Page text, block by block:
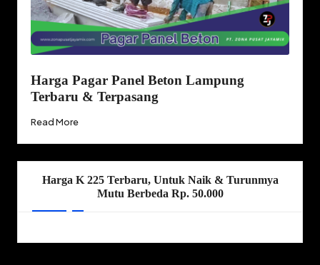
Harga Pagar Panel Beton Lampung
Terbaru & Terpasang
Read More
Harga K 225 Terbaru, Untuk Naik & Turunmya
Mutu Berbeda Rp. 50.000